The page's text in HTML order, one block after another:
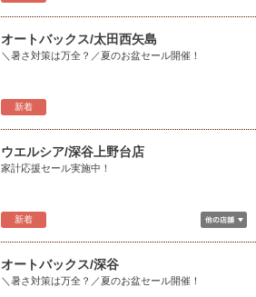
新着
オートバックス/太田西矢島
＼暑さ対策は万全？／夏のお盆セール開催！
新着
ウエルシア/深谷上野台店
家計応援セール実施中！
オートバックス/深谷
＼暑さ対策は万全？／夏のお盆セール開催！